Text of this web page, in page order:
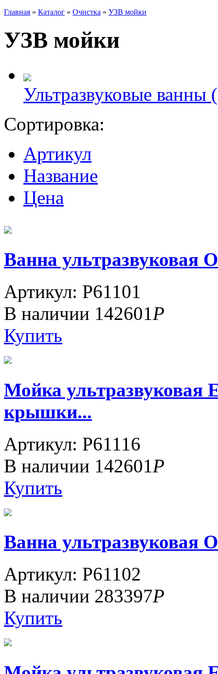
Главная » Каталог » Очистка » УЗВ мойки
УЗВ мойки
Ультразвуковые ванны
Сортировка:
Артикул
Название
Цена
Ванна ультразвуковая
Артикул: P61101
В наличии 142601Р
Купить
Мойка ультразвуковая
крышки...
Артикул: P61116
В наличии 142601Р
Купить
Ванна ультразвуковая
Артикул: P61102
В наличии 283397Р
Купить